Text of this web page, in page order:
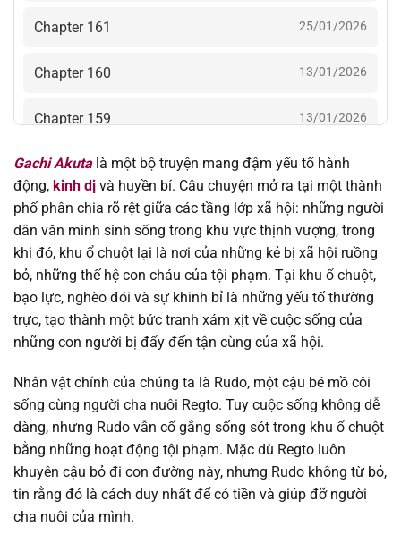
Chapter 161 25/01/2026
Chapter 160 13/01/2026
Chapter 159 13/01/2026
Chapter 158 16/12/2025
Chapter 157 09/12/2025
Chapter 156 09/12/2025
Chapter 155 09/12/2025
Chapter 154 09/12/2025
Chapter 153 09/12/2025
Chapter 152 09/12/2025
Chapter 151 09/12/2025
Gachi Akutalà một bộ truyện mang đậm yếu tố hành
động, kinh dị và huyền bí. Câu chuyện mở ra tại một thành
phố phân chia rõ rệt giữa các tầng lớp xã hội: những người
dân văn minh sinh sống trong khu vực thịnh vượng, trong
khi đó, khu ổ chuột lại là nơi của những kẻ bị xã hội ruồng
bỏ, những thế hệ con cháu của tội phạm. Tại khu ổ chuột,
bạo lực, nghèo đói và sự khinh bỉ là những yếu tố thường
trực, tạo thành một bức tranh xám xịt về cuộc sống của
những con người bị đẩy đến tận cùng của xã hội.
Nhân vật chính của chúng ta là Rudo, một cậu bé mồ côi
sống cùng người cha nuôi Regto. Tuy cuộc sống không dễ
dàng, nhưng Rudo vẫn cố gắng sống sót trong khu ổ chuột
bằng những hoạt động tội phạm. Mặc dù Regto luôn
khuyên cậu bỏ đi con đường này, nhưng Rudo không từ bỏ,
tin rằng đó là cách duy nhất để có tiền và giúp đỡ người
cha nuôi của mình.